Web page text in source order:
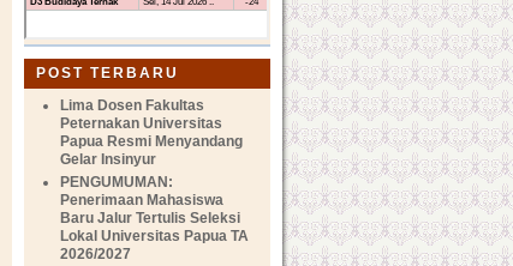
POST TERBARU
Lima Dosen Fakultas
Peternakan Universitas
Papua Resmi Menyandang
Gelar Insinyur
PENGUMUMAN:
Penerimaan Mahasiswa
Baru Jalur Tertulis Seleksi
Lokal Universitas Papua TA
2026/2027